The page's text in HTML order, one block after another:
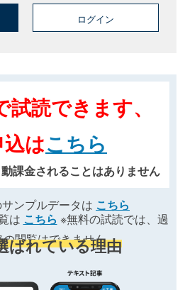
ログイン
読できます、
はこちら
課金されることはありません
ンプルデータは こちら
は こちら ※無料の試読では、過
閲覧はできません
ばれている理由